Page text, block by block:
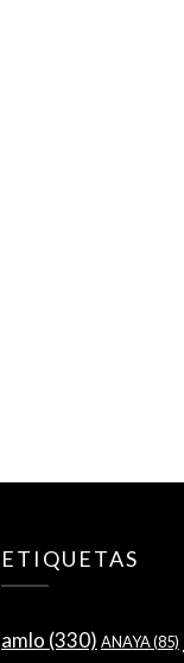
ETIQUETAS
amlo (330) ANAYA(85)